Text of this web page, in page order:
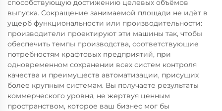
способствующую достижению целевых объёмов
выпуска. Сокращение занимаемой площади не идёт в
ущерб функциональности или производительности:
производители проектируют эти машины так, чтобы
обеспечить темпы производства, соответствующие
потребностям крафтовых предприятий, при
одновременном сохранении всех систем контроля
качества и преимуществ автоматизации, присущих
более крупным системам. Вы получаете результаты
коммерческого уровня, не жертвуя ценным
пространством, которое ваш бизнес мог бы